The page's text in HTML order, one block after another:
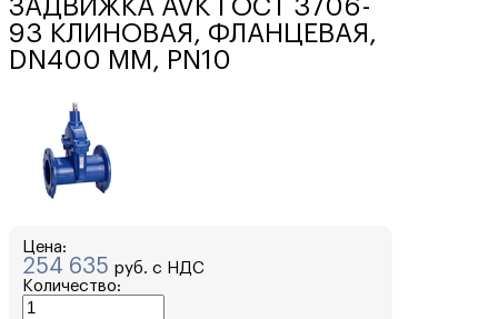
ЗАДВИЖКА AVK ГОСТ 3706-
93 КЛИНОВАЯ, ФЛАНЦЕВАЯ,
DN400 ММ, PN10
Цена:
254 635 руб. с НДС
Количество: